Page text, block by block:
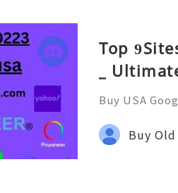
Top
_
Buy USA
anywhere.
fessional
Buy